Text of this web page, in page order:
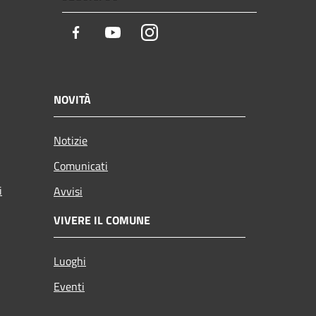
Facebook YoutubeInstagram
NOVITÀ
Notizie
Comunicati
Avvisi
VIVERE IL COMUNE
Luoghi
Eventi